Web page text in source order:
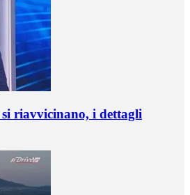
riavvicinano, i dettagli